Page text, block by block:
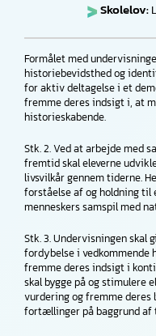
Skolelov:
Formålet med
historiebevidsthed og
for aktiv deltagelse i et
fremme deres indsigt i, at
historieskabende.
Stk. 2. Ved at arbejde med
fremtid skal eleverne
livsvilkår gennem tiderne.
forståelse af og holdning til
menneskers samspil med
Stk. 3. Undervisningen skal
fordybelse i vedkommende
fremme deres indsigt i
skal bygge på og stimulere
vurdering og fremme
fortællinger på baggrund af